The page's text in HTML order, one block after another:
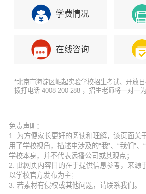
学费情况
在线咨询
*北京市海淀区崛起实验学校招生考试、开放
拨打电话 4008-200-288 ，招生老师将一对一
免责声明：
1. 为方便家长更好的阅读和理解，该页面关
用了学校视角，描述中涉及的“我”、“我们”、
学校本身，并不代表远播公司或其观点；
2. 此网页内容目的在于提供信息参考，来源
以学校官方发布为主；
3. 若素材有侵权或其他问题，请联系我们。